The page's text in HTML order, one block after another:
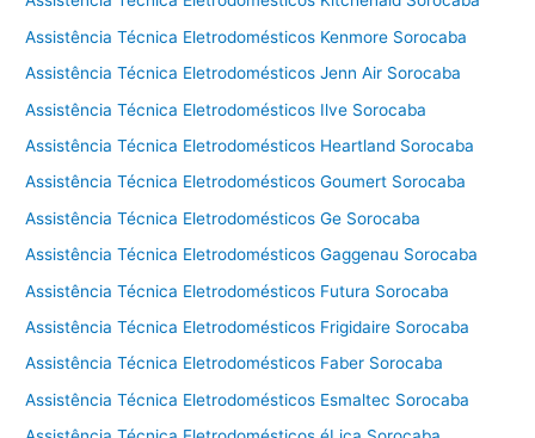
Assistência Técnica Eletrodomésticos Kenmore Sorocaba
Assistência Técnica Eletrodomésticos Jenn Air Sorocaba
Assistência Técnica Eletrodomésticos Ilve Sorocaba
Assistência Técnica Eletrodomésticos Heartland Sorocaba
Assistência Técnica Eletrodomésticos Goumert Sorocaba
Assistência Técnica Eletrodomésticos Ge Sorocaba
Assistência Técnica Eletrodomésticos Gaggenau Sorocaba
Assistência Técnica Eletrodomésticos Futura Sorocaba
Assistência Técnica Eletrodomésticos Frigidaire Sorocaba
Assistência Técnica Eletrodomésticos Faber Sorocaba
Assistência Técnica Eletrodomésticos Esmaltec Sorocaba